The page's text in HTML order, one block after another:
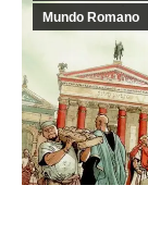
Mundo Romano